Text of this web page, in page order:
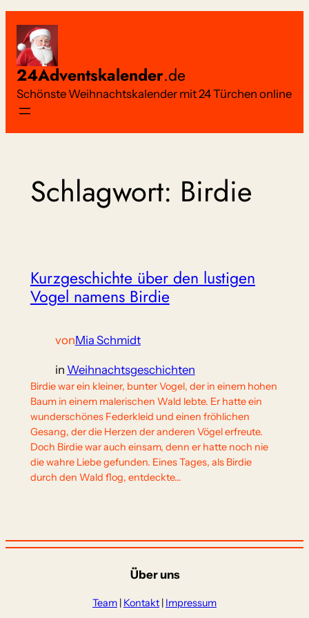
Inhalt
springen
24Adventskalender.de
Schönste Weihnachtskalender mit 24 Türchen online
Schlagwort: Birdie
Kurzgeschichte über den lustigen
Vogel namens Birdie
vonMia Schmidt
in Weihnachtsgeschichten
Birdie war ein kleiner, bunter Vogel, der in einem hohen
Baum in einem malerischen Wald lebte. Er hatte ein
wunderschönes Federkleid und einen fröhlichen
Gesang, der die Herzen der anderen Vögel erfreute.
Doch Birdie war auch einsam, denn er hatte noch nie
die wahre Liebe gefunden. Eines Tages, als Birdie
durch den Wald flog, entdeckte…
Über uns
Team | Kontakt | Impressum